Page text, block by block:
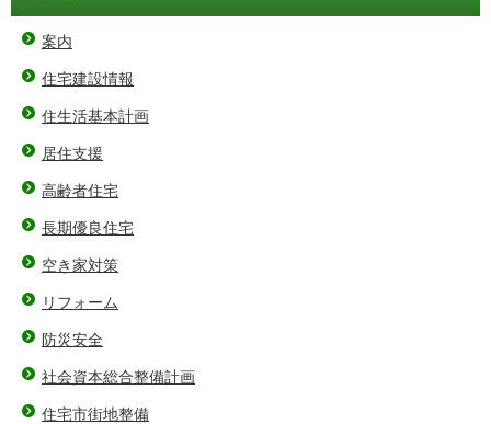
案内
住宅建設情報
住生活基本計画
居住支援
高齢者住宅
長期優良住宅
空き家対策
リフォーム
防災安全
社会資本総合整備計画
住宅市街地整備